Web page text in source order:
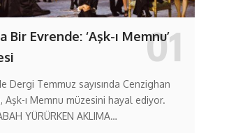
Bir Evrende: ‘Aşk-ı Memnu’
Dergi Temmuz sayısında Cenzighan
Aşk-ı Memnu müzesini hayal ediyor.
YÜRÜRKEN AKLIMA…